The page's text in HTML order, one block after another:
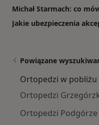
Michał Starmach: co
Jakie ubezpieczenia
Powiązane
Ortopedzi w pobliżu
Ortopedzi
Ortopedzi Podgórze